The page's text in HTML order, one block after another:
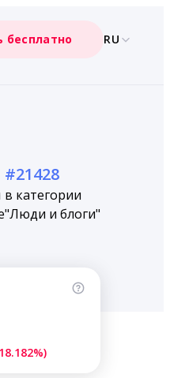
бесплатно RU
#21428
в категории
"Люди и блоги"